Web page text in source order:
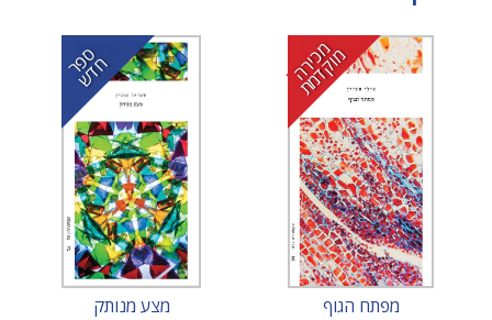
מ
כ
י
ר
ה
מ
ו
ק
ד
מ
ת
מפתח הגוף
ס
פ
ר
ח
ד
ש
מצע מנותק